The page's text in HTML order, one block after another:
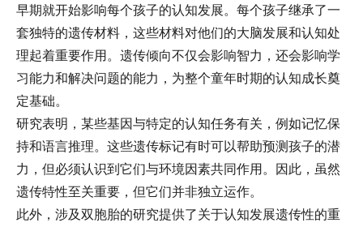
早期就开始影响每个孩子的认知发展。每个孩子继承了一
套独特的遗传材料，这些材料对他们的大脑发展和认知处
理起着重要作用。遗传倾向不仅会影响智力，还会影响学
习能力和解决问题的能力，为整个童年时期的认知成长奠
定基础。
研究表明，某些基因与特定的认知任务有关，例如记忆保
持和语言推理。这些遗传标记有时可以帮助预测孩子的潜
力，但必须认识到它们与环境因素共同作用。因此，虽然
遗传特性至关重要，但它们并非独立运作。
此外，涉及双胞胎的研究提供了关于认知发展遗传性的重